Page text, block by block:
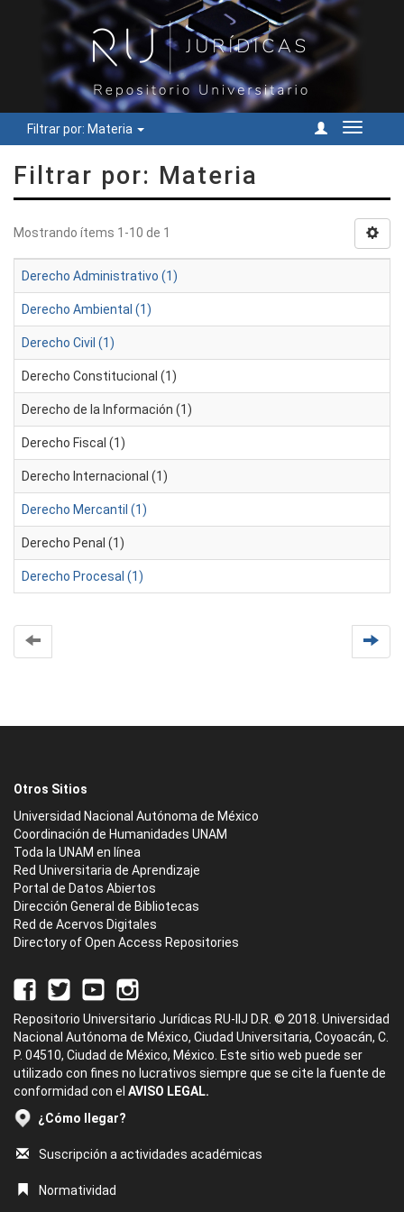
Filtrar por: Materia
Cambiar
Filtrar por: Materia
Mostrando ítems 1-10 de 1
Derecho Administrativo (1)
Derecho Ambiental (1)
Derecho Civil (1)
Derecho Constitucional (1)
Derecho de la Información (1)
Derecho Fiscal (1)
Derecho Internacional (1)
Derecho Mercantil (1)
Derecho Penal (1)
Derecho Procesal (1)
Otros Sitios
Universidad Nacional Autónoma de México
Coordinación de Humanidades UNAM
Toda la UNAM en línea
Red Universitaria de Aprendizaje
Portal de Datos Abiertos
Dirección General de Bibliotecas
Red de Acervos Digitales
Directory of Open Access Repositories
Repositorio Universitario Jurídicas RU-IIJ D.R. © 2018. Universidad
Nacional Autónoma de México, Ciudad Universitaria, Coyoacán, C.
P. 04510, Ciudad de México, México. Este sitio web puede ser
utilizado con fines no lucrativos siempre que se cite la fuente de
conformidad con el AVISO LEGAL.
¿Cómo llegar?
Suscripción a actividades académicas
Normatividad